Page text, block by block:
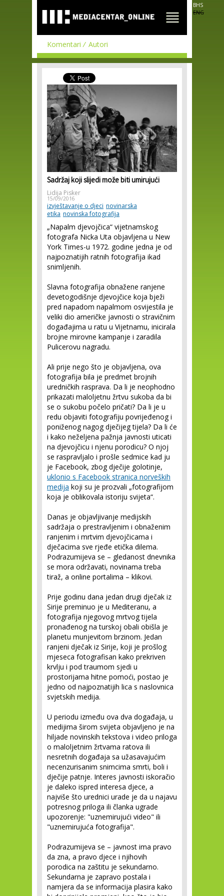
main
content
BHS
ENG
Komentari Autori
Sadržaj koji slijedi može biti umirujući
Lidija Pisker
15/09/2016
izvještavanje o djeci novinarska
etika novinska fotografija
„Napalm djevojčica“ vijetnamskog
fotografa Nicka Uta objavljena u New
York Times-u 1972. godine jedna je od
najpoznatijih ratnih fotografija ikad
snimljenih.
Slavna fotografija obnažene ranjene
devetogodišnje djevojčice koja bježi
pred napadom napalmom osvijestila je
veliki dio američke javnosti o stravičnim
događajima u ratu u Vijetnamu, inicirala
brojne mirovne kampanje i zaradila
Pulicerovu nagradu.
Ali prije nego što je objavljena, ova
fotografija bila je predmet brojnih
uredničkih rasprava. Da li je neophodno
prikazati maloljetnu žrtvu sukoba da bi
se o sukobu počelo pričati? Da li je u
redu objaviti fotografiju povrijeđenog i
poniženog nagog dječijeg tijela? Da li će
i kako neželjena pažnja javnosti uticati
na djevojčicu i njenu porodicu? O njoj
se raspravljalo i prošle sedmice kad ju
je Facebook, zbog dječije golotinje,
uklonio s Facebook stranica norveških
medija koji su je prozvali „fotografijom
koja je oblikovala istoriju svijeta“.
Danas je objavljivanje medijskih
sadržaja o prestravljenim i obnaženim
ranjenim i mrtvim djevojčicama i
dječacima sve rjeđe etička dilema.
Podrazumijeva se – gledanost dnevnika
se mora održavati, novinama treba
tiraž, a online portalima – klikovi.
Prije godinu dana jedan drugi dječak iz
Sirije preminuo je u Mediteranu, a
fotografija njegovog mrtvog tijela
pronađenog na turskoj obali obišla je
planetu munjevitom brzinom. Jedan
ranjeni dječak iz Sirije, koji je prošlog
mjeseca fotografisan kako prekriven
krvlju i pod traumom sjedi u
prostorijama hitne pomoći, postao je
jedno od najpoznatijih lica s naslovnica
svjetskih medija.
U periodu između ova dva događaja, u
medijima širom svijeta objavljeno je na
hiljade novinskih tekstova i video priloga
o maloljetnim žrtvama ratova ili
nesretnih događaja sa užasavajućim
necenzurisanim snimcima smrti, boli i
dječije patnje. Interes javnosti iskoračio
je daleko ispred interesa djece, a
najviše što urednici urade je da u najavu
potresnog priloga ili članka ugrade
upozorenje: "uznemirujući video" ili
"uznemirujuća fotografija".
Podrazumijeva se – javnost ima pravo
da zna, a pravo djece i njihovih
porodica na zaštitu je sekundarno.
Sekundarna je zapravo postala i
namjera da se informacija plasira kako